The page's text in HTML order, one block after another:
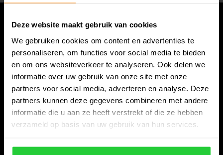
Deze website maakt gebruik van cookies
We gebruiken cookies om content en advertenties te
personaliseren, om functies voor social media te bieden
en om ons websiteverkeer te analyseren. Ook delen we
informatie over uw gebruik van onze site met onze
partners voor social media, adverteren en analyse. Deze
partners kunnen deze gegevens combineren met andere
informatie die u aan ze heeft verstrekt of die ze hebben
verzameld op basis van uw gebruik van hun services.
Bespanracket.nl is dé racketspecialist van Lelystad en
omstreken.
Snijdersstraat 6